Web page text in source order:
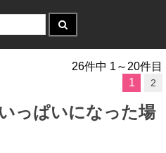
26件中 1～20件目
1
2
っぱいになった場